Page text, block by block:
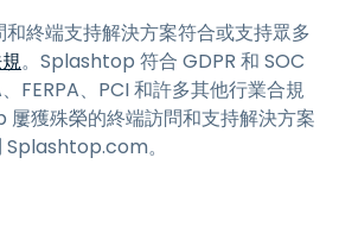
終端支持解決方案符合或支持眾多
。Splashtop 符合 GDPR 和 SOC
FERPA、PCI 和許多其他行業合規
獲殊榮的終端訪問和支持解決方案
Splashtop.com。